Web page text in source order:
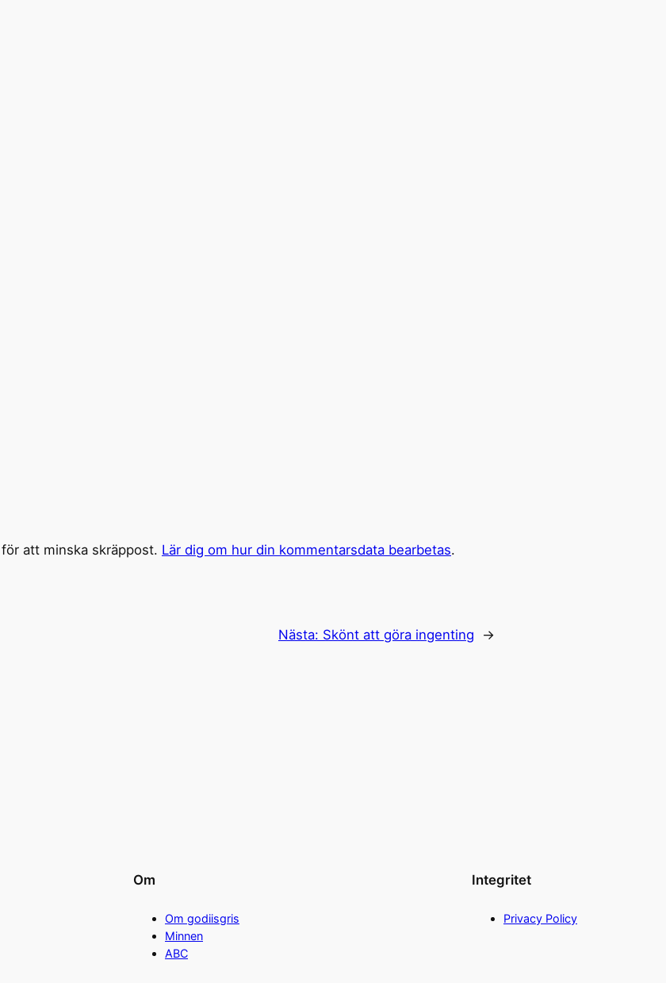
att minska skräppost. Lär dig om hur din kommentarsdata bearbetas.
Nästa: Skönt att göra ingenting →
Om
Om godiisgris
Minnen
ABC
Integritet
Privacy Policy